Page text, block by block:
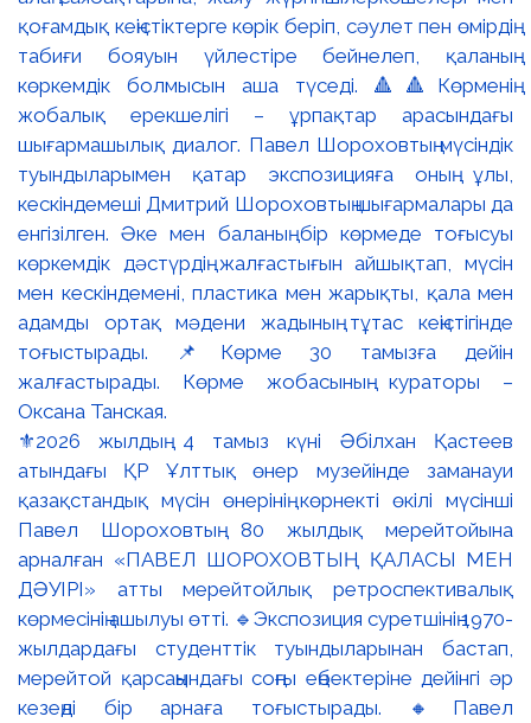
⚜️2026 жылдың 4 тамыз күні Әбілхан Қастеев
атындағы ҚР Ұлттық өнер музейінде заманауи
қазақстандық мүсін өнерінің көрнекті өкілі мүсінші
Павел Шороховтың 80 жылдық мерейтойына
арналған «ПАВЕЛ ШОРОХОВТЫҢ ҚАЛАСЫ МЕН
ДӘУІРІ» атты мерейтойлық ретроспективалық
көрмесінің ашылуы өтті. 🔹Экспозиция суретшінің 1970-
жылдардағы студенттік туындыларынан бастап,
мерейтой қарсаңындағы соңғы еңбектеріне дейінгі әр
кезеңді бір арнаға тоғыстырады. 🔸Павел